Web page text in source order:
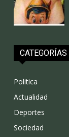
Politica
Actualidad
Deportes
Sociedad